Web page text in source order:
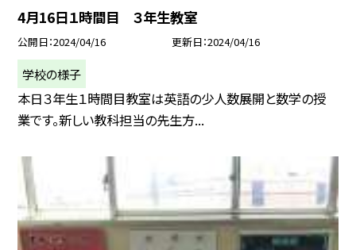
4月16日１時間目 ３年生教室
公開日 2024/04/16 更新日 2024/04/16
学校の様子
本日３年生１時間目教室は英語の少人数展開と数学の授
業です。新しい教科担当の先生方...